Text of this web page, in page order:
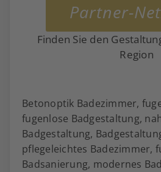
Partner-
Finden Sie den
Region
Betonoptik Badezimmer,
fugenlose Badgestaltung,
Badgestaltung,
pflegeleichtes Badezimmer,
Badsanierung, modernes